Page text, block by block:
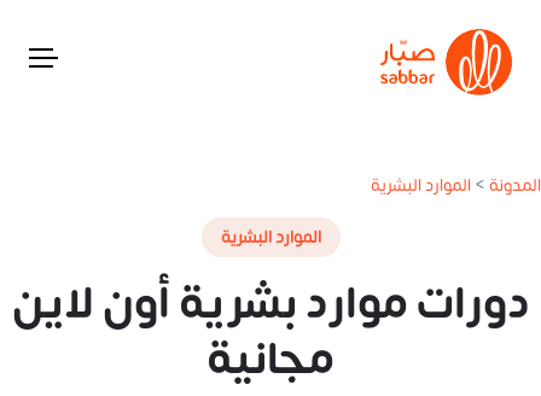
المدونة>الموارد البشرية
الموارد البشرية
دورات موارد بشرية أون لاين
مجانية